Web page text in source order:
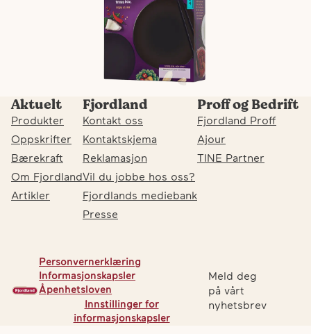
Aktuelt
Produkter
Oppskrifter
Bærekraft
Om Fjordland
Artikler
Fjordland
Kontakt oss
Kontaktskjema
Reklamasjon
Vil du jobbe hos oss?
Fjordlands mediebank
Presse
Proff og Bedrift
Fjordland Proff
Ajour
TINE Partner
Personvernerklæring
Informasjonskapsler
Åpenhetsloven
Innstillinger for
informasjonskapsler
Meld deg
på vårt
nyhetsbrev